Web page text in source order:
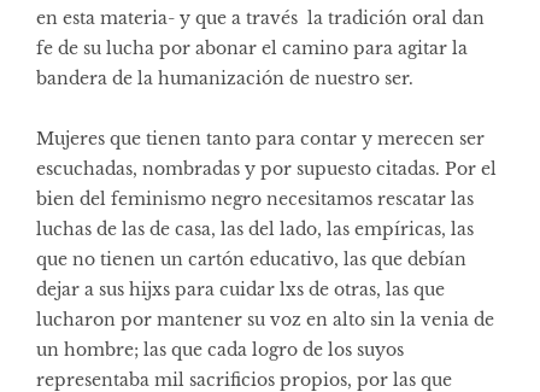
en esta materia- y que a través la tradición oral dan
fe de su lucha por abonar el camino para agitar la
bandera de la humanización de nuestro ser.
Mujeres que tienen tanto para contar y merecen ser
escuchadas, nombradas y por supuesto citadas. Por el
bien del feminismo negro necesitamos rescatar las
luchas de las de casa, las del lado, las empíricas, las
que no tienen un cartón educativo, las que debían
dejar a sus hijxs para cuidar lxs de otras, las que
lucharon por mantener su voz en alto sin la venia de
un hombre; las que cada logro de los suyos
representaba mil sacrificios propios, por las que